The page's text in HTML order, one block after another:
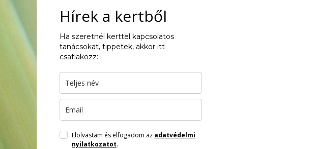
Hírek a kertből
Ha szeretnél kerttel kapcsolatos
tanácsokat, tippetek, akkor itt
csatlakozz:
Elolvastam és elfogadom az adatvédelmi
nyilatkozatot.